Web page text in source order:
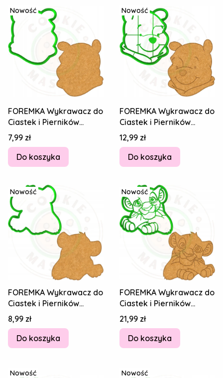
Nowość
FOREMKA Wykrawacz do
Ciastek i Pierników
BAJKA Kubuś puchatek
9cm +Przepisy
Cena
7,99 zł
Do koszyka
Nowość
FOREMKA Wykrawacz do
Ciastek i Pierników
BAJKA Kubuś puchatek
9cm +Przepisy
Cena
12,99 zł
Do koszyka
Nowość
FOREMKA Wykrawacz do
Ciastek i Pierników
BAJKA Król Lew Simba
9cm +Przepisy
Cena
8,99 zł
Do koszyka
Nowość
FOREMKA Wykrawacz do
Ciastek i Pierników
BAJKA Król Lew Simba
9cm +Przepisy
Cena
21,99 zł
Do koszyka
Nowość Nowość